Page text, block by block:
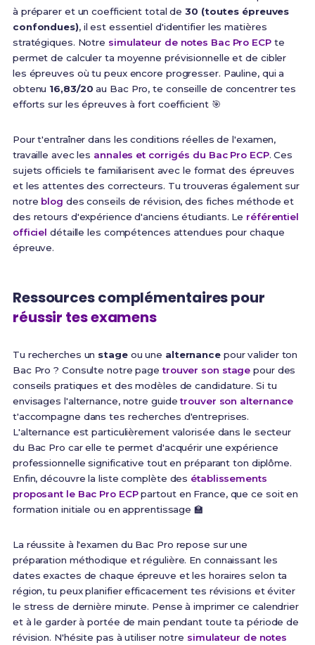
à préparer et un coefficient total de30 (toutes épreuves
confondues), il est essentiel d'identifier les matières
stratégiques. Notre simulateur de notes Bac Pro ECPte
permet de calculer ta moyenne prévisionnelle et de cibler
les épreuves où tu peux encore progresser. Pauline, qui a
obtenu 16,83/20 au Bac Pro, te conseille de concentrer tes
efforts sur les épreuves à fort coefficient 🎯
Pour t'entraîner dans les conditions réelles de l'examen,
travaille avec les annales et corrigés du Bac Pro ECP. Ces
sujets officiels te familiarisent avec le format des épreuves
et les attentes des correcteurs. Tu trouveras également sur
notre blog des conseils de révision, des fiches méthode et
des retours d'expérience d'anciens étudiants. Le référentiel
officiel détaille les compétences attendues pour chaque
épreuve.
Ressources complémentaires pour
réussir tes examens
Tu recherches un stageou une alternancepour valider ton
Bac Pro ? Consulte notre pagetrouver son stage pour des
conseils pratiques et des modèles de candidature. Si tu
envisages l'alternance, notre guidetrouver son alternance
t'accompagne dans tes recherches d'entreprises.
L'alternance est particulièrement valorisée dans le secteur
du Bac Pro car elle te permet d'acquérir une expérience
professionnelle significative tout en préparant ton diplôme.
Enfin, découvre la liste complète des établissements
proposant le Bac Pro ECPpartout en France, que ce soit en
formation initiale ou en apprentissage 🏫
La réussite à l'examen du Bac Pro repose sur une
préparation méthodique et régulière. En connaissant les
dates exactes de chaque épreuve et les horaires selon ta
région, tu peux planifier efficacement tes révisions et éviter
le stress de dernière minute. Pense à imprimer ce calendrier
et à le garder à portée de main pendant toute ta période de
révision. N'hésite pas à utiliser notre simulateur de notes